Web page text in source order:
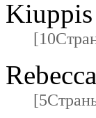
Kiuppis
Rebecca